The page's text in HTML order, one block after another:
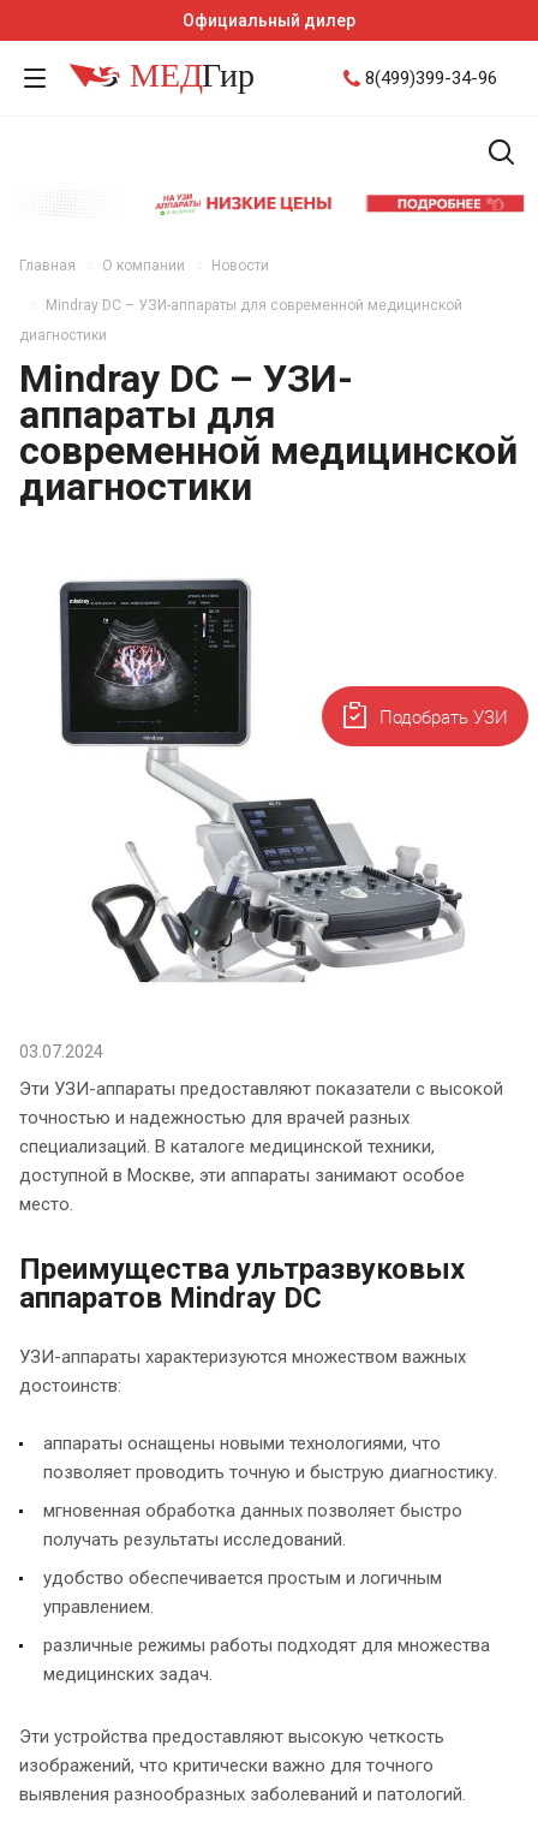
Официальный дилер
8(499)399-34-96
Главная О компании Новости
Mindray DC – УЗИ-аппараты для современной медицинской
диагностики
Mindray DC – УЗИ-
аппараты для
современной медицинской
диагностики
03.07.2024
Эти УЗИ-аппараты предоставляют показатели с высокой
точностью и надежностью для врачей разных
специализаций. В каталоге медицинской техники,
доступной в Москве, эти аппараты занимают особое
место.
Преимущества ультразвуковых
аппаратов Mindray DC
УЗИ-аппараты характеризуются множеством важных
достоинств:
аппараты оснащены новыми технологиями, что
позволяет проводить точную и быструю диагностику.
мгновенная обработка данных позволяет быстро
получать результаты исследований.
удобство обеспечивается простым и логичным
управлением.
различные режимы работы подходят для множества
медицинских задач.
Эти устройства предоставляют высокую четкость
изображений, что критически важно для точного
выявления разнообразных заболеваний и патологий.
Подобрать УЗИ